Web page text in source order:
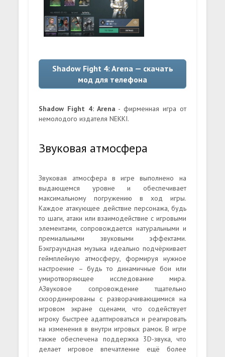
Shadow Fight 4: Arena — скачать
мод для телефона
Shadow Fight 4: Arena - фирменная игра от
немолодого издателя NEKKI.
Звуковая атмосфера
Звуковая атмосфера в игре выполнено на
выдающемся уровне и обеспечивает
максимальному погружению в ход игры.
Каждое атакующее действие персонажа, будь
то шаги, атаки или взаимодействие с игровыми
элементами, сопровождается натуральными и
премиальными звуковыми эффектами.
Бэкграундная музыка идеально подчёркивает
геймплейную атмосферу, формируя нужное
настроение – будь то динамичные бои или
умиротворяющее исследование мира.
АЗвуковое сопровождение тщательно
скоординированы с разворачивающимися на
игровом экране сценами, что содействует
игроку быстрее адаптироваться и реагировать
на изменения в внутри игровых рамок. В игре
также обеспечена поддержка 3D-звука, что
делает игровое впечатление ещё более